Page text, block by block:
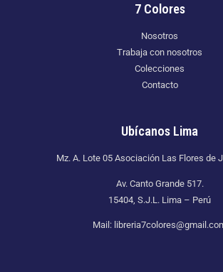
7 Colores
Nosotros
Trabaja con nosotros
Colecciones
Contacto
Ubícanos Lima
Mz. A. Lote 05 Asociación Las Flores de
Av. Canto Grande 517.
15404, S.J.L. Lima – Perú
Mail: